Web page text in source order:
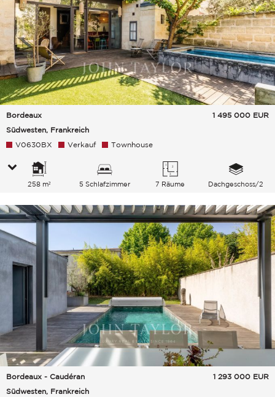
Bordeaux
Südwesten, Frankreich
1 495 000 EUR
V0630BX Verkauf Townhouse
258 m² 5 Schlafzimmer 7 Räume Dachgeschoss/2
Bordeaux - Caudéran
Südwesten, Frankreich
1 293 000 EUR